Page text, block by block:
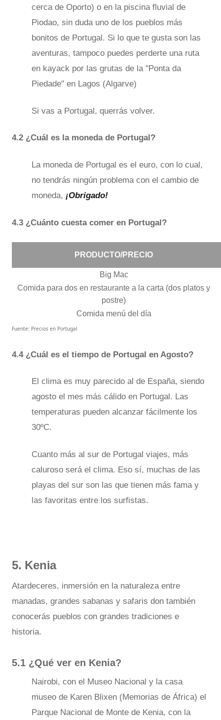
cerca de Oporto) o en la piscina fluvial de
Piodao, sin duda uno de los pueblos más
bonitos de Portugal. Si lo que te gusta son las
aventuras, tampoco puedes perderte una ruta
en kayack por las grutas de la "Ponta da
Piedade" en Lagos (Algarve)
Si vas a Portugal, querrás volver.
4.2 ¿Cuál es la moneda de Portugal?
La moneda de Portugal es el euro, con lo cual,
no tendrás ningún problema con el cambio de
moneda, ¡Obrigado!
4.3 ¿Cuánto cuesta comer en Portugal?
PRODUCTO/PRECIO
Big Mac
Comida para dos en restaurante a la carta (dos platos y
postre)
Comida menú del día
Fuente: Precios en Portugal
4.4 ¿Cuál es el tiempo de Portugal en Agosto?
El clima es muy parecido al de Espa​ña, siendo
agosto el mes más cálido en Portugal. Las
temperaturas pueden alcanzar fácilmente los
30ºC.
Cuanto más al sur de Portugal viajes, más
caluroso será el clima. Eso sí, muchas de las
playas del sur son las que tienen más fama y
las favoritas entre los surfistas.
5. Kenia
Atardeceres, inmersión en la naturaleza entre
manadas, grandes sabanas y safaris don también
conocerás pueblos con grandes tradiciones e
historia.
5.1 ¿Qué ver en Kenia?
Nairobi, con el Museo Nacional y la casa
museo de Karen Blixen (Memorias de África) el
Parque Nacional de Monte de Kenia, con la